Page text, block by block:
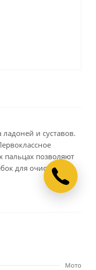
и суставов.
пальцах позволяют
для очистки
Мото